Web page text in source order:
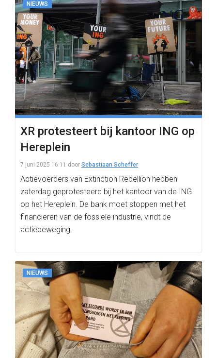
NIEUWS
XR protesteert bij kantoor ING op
Hereplein
7 juni 2025 16:11 door Sebastiaan Scheffer
Actievoerders van Extinction Rebellion hebben
zaterdag geprotesteerd bij het kantoor van de ING
op het Hereplein. De bank moet stoppen met het
financieren van de fossiele industrie, vindt de
actiebeweging.
NIEUWS